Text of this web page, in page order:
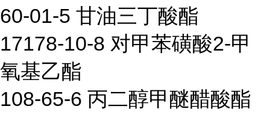
60-01-5 甘油三丁酸酯
17178-10-8 对甲苯磺酸2-甲
氧基乙酯
108-65-6 丙二醇甲醚醋酸酯